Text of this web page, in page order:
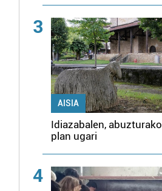
3
AISIA
Idiazabalen, abuzturako
plan ugari
4